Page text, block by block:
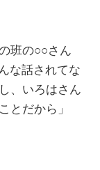
班の○○さん
な話されてな
、いろはさん
とだから」